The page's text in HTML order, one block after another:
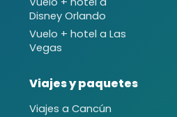
Disney Orlando
Vuelo + hotel a Las
Vegas
Viajes y paquetes
Viajes a Cancún